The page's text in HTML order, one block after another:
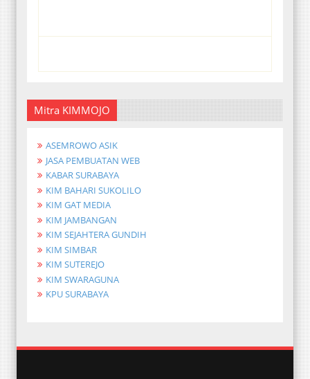
Mitra KIMMOJO
ASEMROWO ASIK
JASA PEMBUATAN WEB
KABAR SURABAYA
KIM BAHARI SUKOLILO
KIM GAT MEDIA
KIM JAMBANGAN
KIM SEJAHTERA GUNDIH
KIM SIMBAR
KIM SUTEREJO
KIM SWARAGUNA
KPU SURABAYA